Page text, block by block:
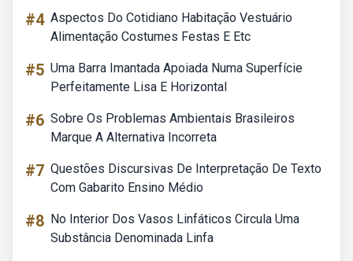
#4 Aspectos Do Cotidiano Habitação Vestuário
Alimentação Costumes Festas E Etc
#5 Uma Barra Imantada Apoiada Numa Superfície
Perfeitamente Lisa E Horizontal
#6 Sobre Os Problemas Ambientais Brasileiros
Marque A Alternativa Incorreta
#7 Questões Discursivas De Interpretação De Texto
Com Gabarito Ensino Médio
#8 No Interior Dos Vasos Linfáticos Circula Uma
Substância Denominada Linfa